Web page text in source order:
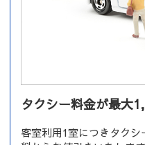
タクシー料金が最大
客室利用1室につきタク